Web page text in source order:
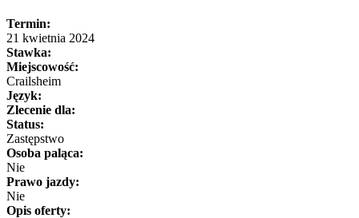
Termin:
21 kwietnia 2024
Stawka:
Miejscowość:
Crailsheim
Język:
Zlecenie dla:
Status:
Zastępstwo
Osoba paląca:
Nie
Prawo jazdy:
Nie
Opis oferty: